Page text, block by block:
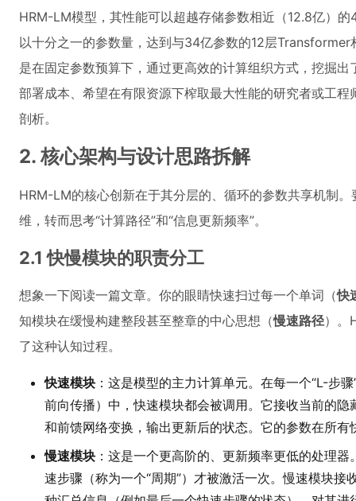
HRM-LM模型，其性能可以超越存储参数相近（12.8亿）
以十分之一的参数量，达到与34亿参数的12层
是在固定参数预算下，通过更高效的计算组织方式，挖掘
部署成本、希望在有限资源下榨取最大性能的研究者或工
剖析。
2. 核心架构与设计思路拆解
HRM-LM的核心创新在于其分层的、循环的参数共享机制
维，转而思考“计算路径”和“信息更新频率”。
2.1 快慢模块的职责分工
想象一下阅读一篇文章。你的眼睛快速扫过每一个单词（快
知模块在缓慢构建整段甚至整章的中心思想（慢速路径）。
了这种认知过程。
快速模块 ：这是模型的主力计算单元。在每一个“L-步
前向传播）中，快速模块都会被调用。它接收当前的
和前馈网络变换，输出更新后的状态。它的参数在所有
慢速模块 ：这是一个更高阶的、更新频率更低的处理
速步骤（称为一个“周期”）才被激活一次。慢速模块